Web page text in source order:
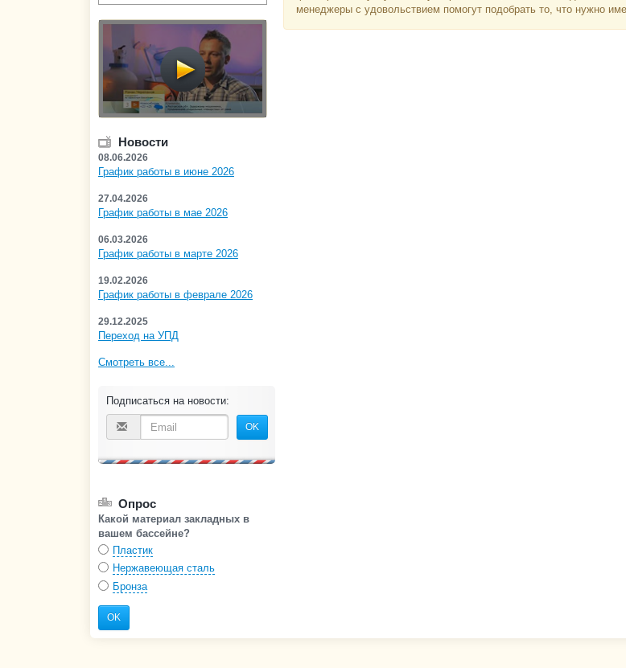
Новости
08.06.2026
График работы в июне 2026
27.04.2026
График работы в мае 2026
06.03.2026
График работы в марте 2026
19.02.2026
График работы в феврале 2026
29.12.2025
Переход на УПД
Смотреть все...
Подписаться на новости:
OK
Опрос
Какой материал закладных в
вашем бассейне?
Пластик
Нержавеющая сталь
Бронза
OK
менеджеры с удовольствием помогут подобрать то, что нужно